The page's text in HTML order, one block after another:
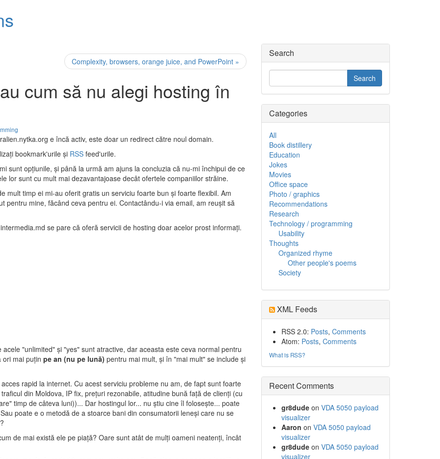
Complexity, browsers, orange juice, and PowerPoint »
cum să nu alegi hosting în
e încă activ, este doar un redirect către noul domain.
bookmark'urile şi RSS feed'urile.
sunt opţiunile, şi până la urmă am ajuns la concluzia că nu-mi închipui de ce
lor sunt cu mult mai dezavantajoase decât ofertele companiilor străine.
mult timp ei mi-au oferit gratis un serviciu foarte bun şi foarte flexibil. Am
pentru mine, făcând ceva pentru ei. Contactându-i via email, am reuşit să
se pare că oferă servicii de hosting doar acelor prost informaţi.
"unlimited" şi "yes" sunt atractive, dar aceasta este ceva normal pentru
ori mai puţin pe an (nu pe lună) pentru mai mult, şi în "mai mult" se include şi
rapid la internet. Cu acest serviciu probleme nu am, de fapt sunt foarte
din Moldova, IP fix, preţuri rezonabile, atitudine bună faţă de clienţi (cu
timp de câteva luni))... Dar hostingul lor... nu ştiu cine îl foloseşte... poate
poate e o metodă de a stoarce bani din consumatorii leneşi care nu se
de mai există ele pe piaţă? Oare sunt atât de mulţi oameni neatenţi, încât
Search
Categories
All
Book distillery
Education
Jokes
Movies
Office space
Photo / graphics
Recommendations
Research
Technology / programming
Usability
Thoughts
Organized rhyme
Other people's poems
Society
XML Feeds
RSS 2.0: Posts, Comments
Atom: Posts, Comments
What is RSS?
Recent Comments
gr8dudeon VDA 5050 payload
visualizer
Aaron on VDA 5050 payload
visualizer
gr8dudeon VDA 5050 payload
visualizer